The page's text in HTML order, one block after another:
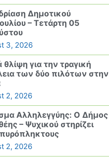
Δημοτικού
– Τετάρτη 05
3, 2026
θλίψη για την τραγική
των δύο πιλότων στην
2, 2026
Αλληλεγγύης: Ο Δήμος
– Ψυχικού στηρίζει
2, 2026